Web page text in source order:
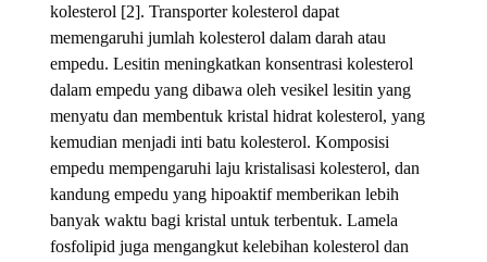
kolesterol [2]. Transporter kolesterol dapat
memengaruhi jumlah kolesterol dalam darah atau
empedu. Lesitin meningkatkan konsentrasi kolesterol
dalam empedu yang dibawa oleh vesikel lesitin yang
menyatu dan membentuk kristal hidrat kolesterol, yang
kemudian menjadi inti batu kolesterol. Komposisi
empedu mempengaruhi laju kristalisasi kolesterol, dan
kandung empedu yang hipoaktif memberikan lebih
banyak waktu bagi kristal untuk terbentuk. Lamela
fosfolipid juga mengangkut kelebihan kolesterol dan